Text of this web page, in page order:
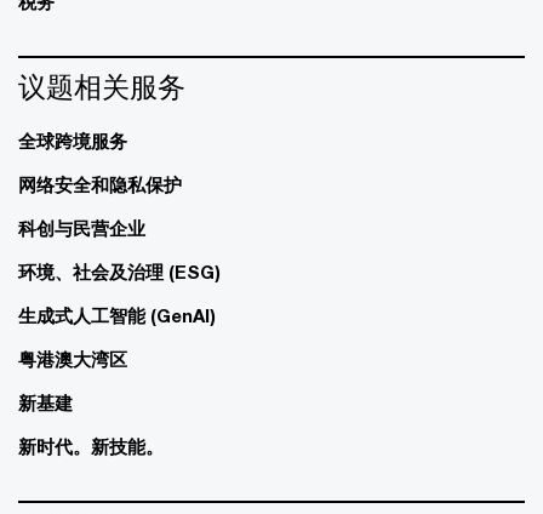
议题相关服务
全球跨境服务
网络安全和隐私保护
科创与民营企业
环境、社会及治理 (ESG)
生成式人工智能 (GenAI)
粤港澳大湾区
新基建
新时代。新技能。